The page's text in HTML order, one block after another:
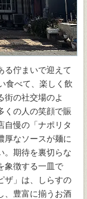
る佇まいで迎えて
食べて、楽しく飲
街の社交場のよ
くの人の笑顔で賑
自慢の「ナポリタ
厚なソースが麺に
。期待を裏切らな
象徴する一皿で
ザ」は、しらすの
、豊富に揃うお酒